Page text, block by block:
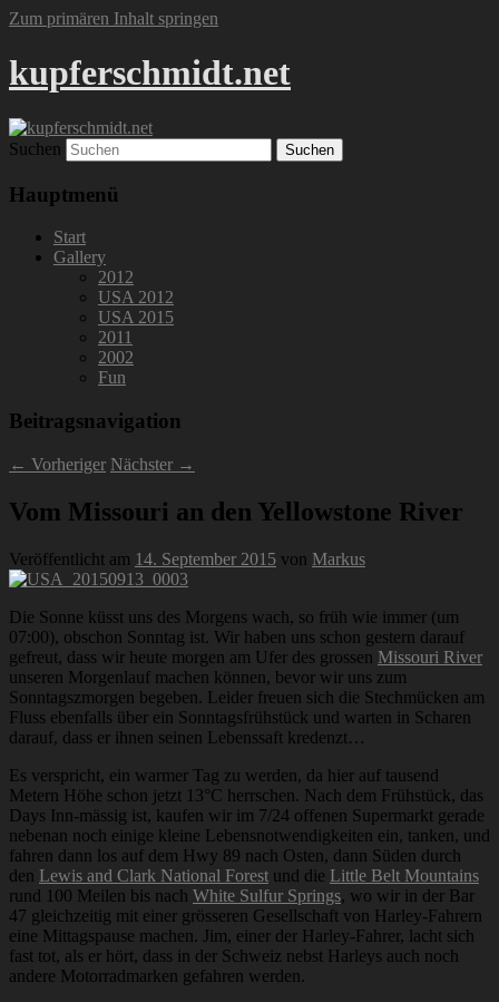
Zum primären Inhalt springen
kupferschmidt.net
Suchen
Hauptmenü
Start
Gallery
2012
USA 2012
USA 2015
2011
2002
Fun
Beitragsnavigation
← Vorheriger Nächster →
Vom Missouri an den Yellowstone River
Veröffentlicht am 14. September 2015 von Markus
Die Sonne küsst uns des Morgens wach, so früh wie immer (um
07:00), obschon Sonntag ist. Wir haben uns schon gestern darauf
gefreut, dass wir heute morgen am Ufer des grossen Missouri River
unseren Morgenlauf machen können, bevor wir uns zum
Sonntagszmorgen begeben. Leider freuen sich die Stechmücken am
Fluss ebenfalls über ein Sonntagsfrühstück und warten in Scharen
darauf, dass er ihnen seinen Lebenssaft kredenzt…
Es verspricht, ein warmer Tag zu werden, da hier auf tausend
Metern Höhe schon jetzt 13°C herrschen. Nach dem Frühstück, das
Days Inn-mässig ist, kaufen wir im 7/24 offenen Supermarkt gerade
nebenan noch einige kleine Lebensnotwendigkeiten ein, tanken, und
fahren dann los auf dem Hwy 89 nach Osten, dann Süden durch
den Lewis and Clark National Forest und die Little Belt Mountains
rund 100 Meilen bis nach White Sulfur Springs, wo wir in der Bar
47 gleichzeitig mit einer grösseren Gesellschaft von Harley-Fahrern
eine Mittagspause machen. Jim, einer der Harley-Fahrer, lacht sich
fast tot, als er hört, dass in der Schweiz nebst Harleys auch noch
andere Motorradmarken gefahren werden.